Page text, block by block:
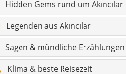
Fotospots
Gesundheit & Notfall
Shopping & Märkte